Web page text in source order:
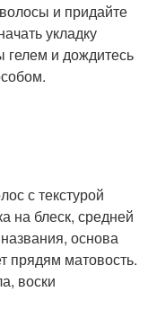
и придайте
укладку
и дождитесь
с текстурой
на блеск, средней
основа
прядям матовость.
воски